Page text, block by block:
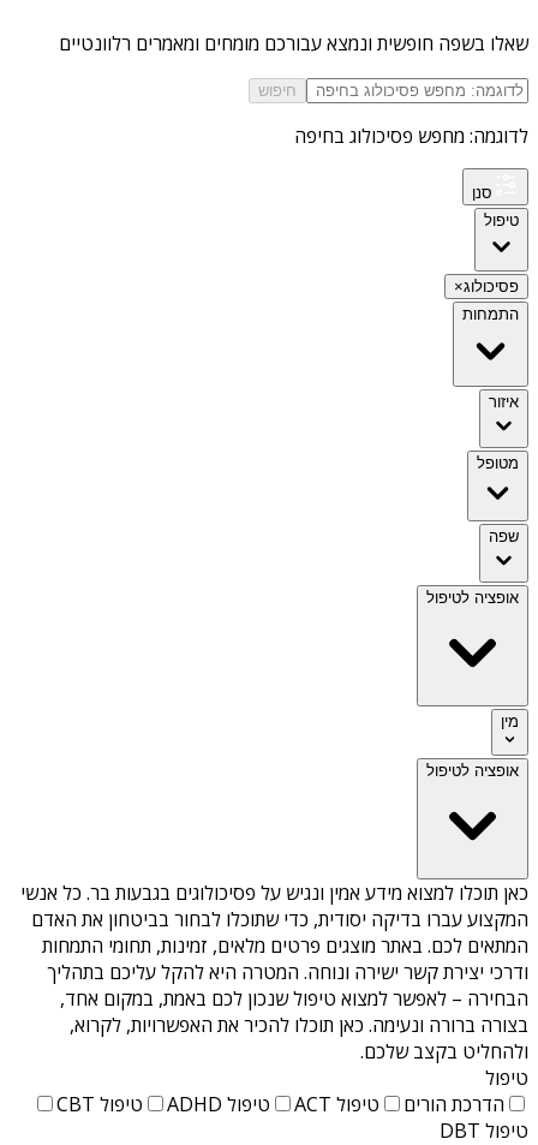
שאלו בשפה חופשית ונמצא עבורכם מומחים ומאמרים רלוונטיים
חיפוש
לדוגמה: מחפש פסיכולוג בחיפה
סנן
טיפול
פסיכולוג×
התמחות
איזור
מטופל
שפה
אופציה לטיפול
מין
אופציה לטיפול
כאן תוכלו למצוא מידע אמין ונגיש על פסיכולוגים בגבעות בר. כל אנשי
המקצוע עברו בדיקה יסודית, כדי שתוכלו לבחור בביטחון את האדם
המתאים לכם. באתר מוצגים פרטים מלאים, זמינות, תחומי התמחות
ודרכי יצירת קשר ישירה ונוחה. המטרה היא להקל עליכם בתהליך
הבחירה – לאפשר למצוא טיפול שנכון לכם באמת, במקום אחד,
בצורה ברורה ונעימה. כאן תוכלו להכיר את האפשרויות, לקרוא,
ולהחליט בקצב שלכם.
טיפול
הדרכת הורים
טיפול ACT טיפול ADHD
טיפול CBT
טיפול DBT